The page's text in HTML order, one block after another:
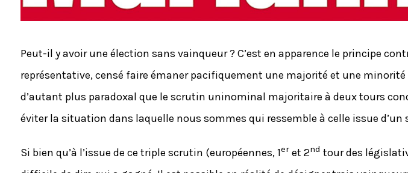
Peut-il y avoir une élection sans vainqueur ? C’est en apparence le principe
représentative, censé faire émaner pacifiquement une majorité et une minorité
d’autant plus paradoxal que le scrutin uninominal majoritaire à deux tours
éviter la situation dans laquelle nous sommes qui ressemble à celle issue
Si bien qu’à l’issue de ce triple scrutin (européennes, 1eret 2nd tour des